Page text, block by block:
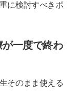
に検討すべきポ
一度で終わ
そのまま使える